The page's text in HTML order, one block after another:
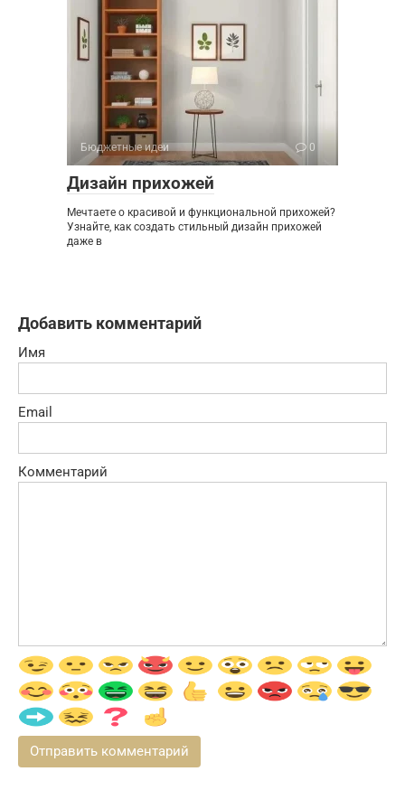
Бюджетные идеи 0
Дизайн прихожей
Мечтаете о красивой и функциональной прихожей?
Узнайте, как создать стильный дизайн прихожей
даже в
Добавить комментарий
Имя
Email
Комментарий